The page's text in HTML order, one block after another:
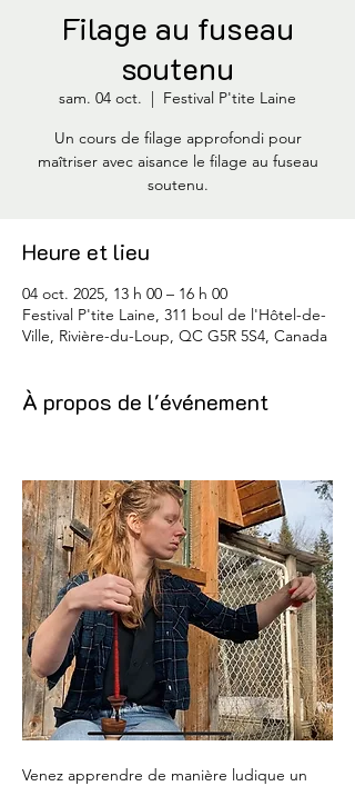
Filage au fuseau
soutenu
sam. 04 oct.
  |
Festival P'tite Laine
Un cours de filage approfondi pour
maîtriser avec aisance le filage au fuseau
soutenu.
Heure et lieu
04 oct. 2025, 13 h 00 – 16 h 00
Festival P'tite Laine, 311 boul de l'Hôtel-de-
Ville, Rivière-du-Loup, QC G5R 5S4, Canada
À propos de l'événement
Venez apprendre de manière ludique un